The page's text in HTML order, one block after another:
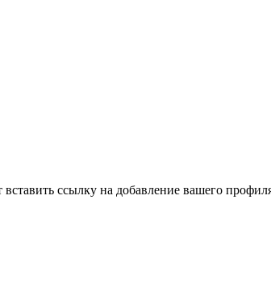
ссылку на добавление вашего